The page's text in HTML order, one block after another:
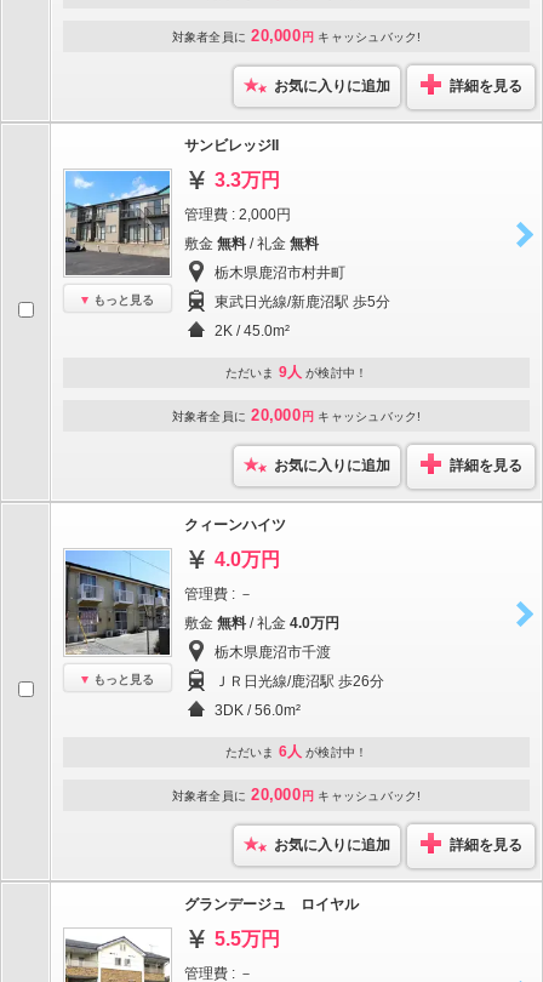
対象者全員に 20,000 円 キャッシュバック!
お気に入りに追加 詳細を見る
もっと見る
サンビレッジII
3.3万円
管理費 : 2,000円
敷金 無料 / 礼金 無料
栃木県鹿沼市村井町
東武日光線/新鹿沼駅 歩5分
2K / 45.0m²
ただいま 9人 が検討中！
対象者全員に 20,000 円 キャッシュバック!
お気に入りに追加 詳細を見る
もっと見る
クィーンハイツ
4.0万円
管理費 : －
敷金 無料 / 礼金 4.0万円
栃木県鹿沼市千渡
ＪＲ日光線/鹿沼駅 歩26分
3DK / 56.0m²
ただいま 6人 が検討中！
対象者全員に 20,000 円 キャッシュバック!
お気に入りに追加 詳細を見る
グランデージュ ロイヤル
5.5万円
管理費 : －